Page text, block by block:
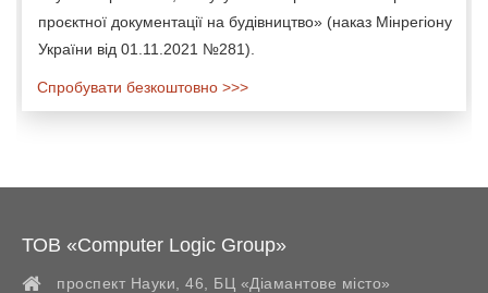
проєктної документації на будівництво» (наказ Мінрегіону
України від 01.11.2021 №281).
Спробувати безкоштовно >>>
ТОВ «Computer Logic Group»
проспект Науки, 46, БЦ «Діамантове місто»